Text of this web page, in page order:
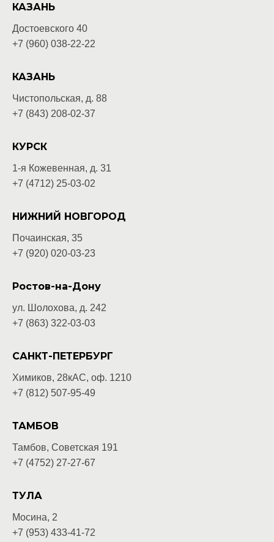
КАЗАНЬ
Достоевского 40
+7 (960) 038-22-22
КАЗАНЬ
Чистопольская, д. 88
+7 (843) 208-02-37
КУРСК
1-я Кожевенная, д. 31
+7 (4712) 25-03-02
НИЖНИЙ НОВГОРОД
Почаинская, 35
+7 (920) 020-03-23
Ростов-на-Дону
ул. Шолохова, д. 242
+7 (863) 322-03-03
САНКТ-ПЕТЕРБУРГ
Химиков, 28кАС, оф. 1210
+7 (812) 507-95-49
ТАМБОВ
Тамбов, Советская 191
+7 (4752) 27-27-67
ТУЛА
Мосина, 2
+7 (953) 433-41-72